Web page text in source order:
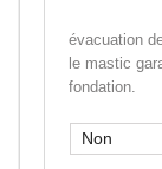
évacuation
le mastic
fondation.
Non